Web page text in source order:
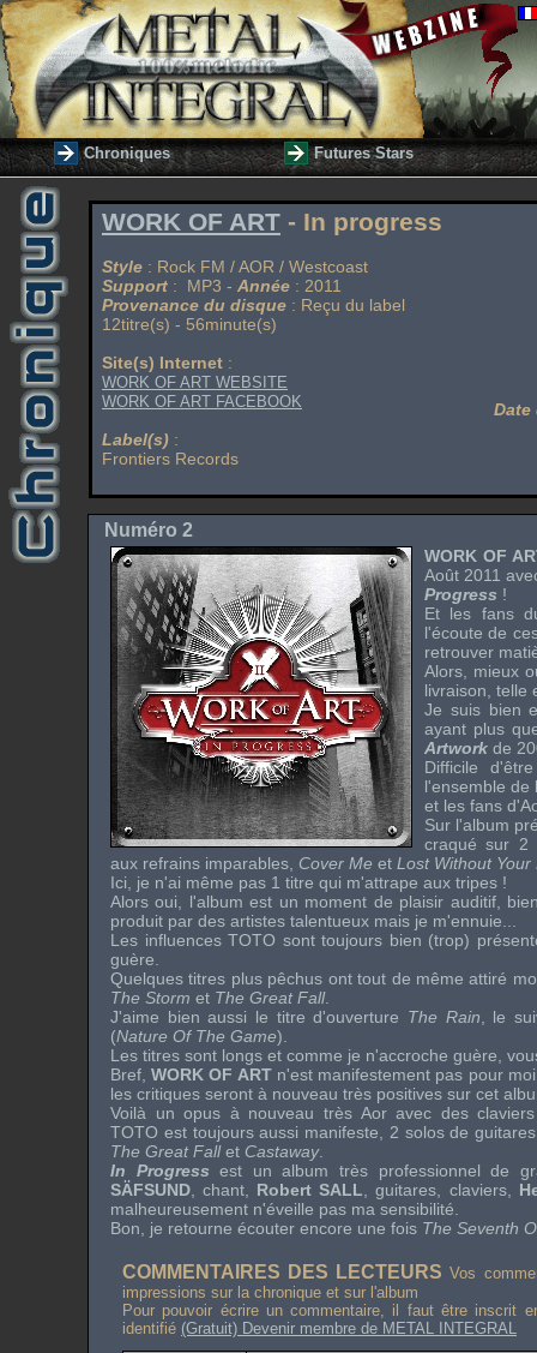
Chroniques Futures Stars
WORK OF ART - In progress
Style : Rock FM / AOR / Westcoast
Support : MP3 - Année : 2011
Provenance du disque : Reçu du label
12titre(s) - 56minute(s)
Site(s) Internet :
WORK OF ART WEBSITE
WORK OF ART FACEBOOK
Label(s) :
Frontiers Records
Numéro 2
WORK OF
Août 2011
Progress !
Et les fans
l'écoute de
retrouver
Alors, mieux
livraison, telle
Je suis bien
ayant plus
Artwork de
Difficile
l'ensemble de
et les fans d'
Sur l'album
craqué sur 2
aux refrains imparables, Cover Me et Lost Without
Ici, je n'ai même pas 1 titre qui m'attrape aux tripes !
Alors oui, l'album est un moment de plaisir auditif,
produit par des artistes talentueux mais je m'ennuie...
Les influences TOTO sont toujours bien (trop)
guère.
Quelques titres plus pêchus ont tout de même attiré
The Storm et The Great Fall.
J'aime bien aussi le titre d'ouverture The Rain , le
(Nature Of The Game).
Les titres sont longs et comme je n'accroche guère,
Bref,WORK OF ARTn'est manifestement pas pour
les critiques seront à nouveau très positives sur cet
Voilà un opus à nouveau très Aoravec des claviers
TOTO est toujours aussi manifeste, 2 solos de
The Great Fallet Castaway.
In Progress est un album très professionnel de
SÄFSUND , chant, Robert SALL , guitares, claviers,
malheureusement n'éveille pas ma sensibilité.
Bon, je retourne écouter encore une fois The Seventh
COMMENTAIRES DES LECTEURS Vos
impressions sur la chronique et sur l'album
Pour pouvoir écrire un commentaire, il faut être inscrit
identifié (Gratuit) Devenir membre de METAL INTEGRAL